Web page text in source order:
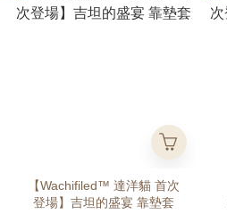
【Wachifiled™ 達洋貓 首次
登場】吉坦的盛宴 靠墊套